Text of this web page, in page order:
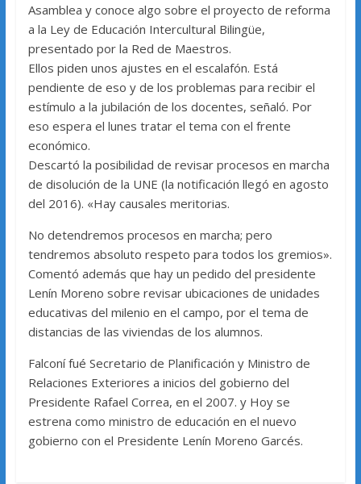
Asamblea y conoce algo sobre el proyecto de reforma
a la Ley de Educación Intercultural Bilingüe,
presentado por la Red de Maestros.
Ellos piden unos ajustes en el escalafón. Está
pendiente de eso y de los problemas para recibir el
estímulo a la jubilación de los docentes, señaló. Por
eso espera el lunes tratar el tema con el frente
económico.
Descartó la posibilidad de revisar procesos en marcha
de disolución de la UNE (la notificación llegó en agosto
del 2016). «Hay causales meritorias.
No detendremos procesos en marcha; pero
tendremos absoluto respeto para todos los gremios».
Comentó además que hay un pedido del presidente
Lenín Moreno sobre revisar ubicaciones de unidades
educativas del milenio en el campo, por el tema de
distancias de las viviendas de los alumnos.
Falconí fué Secretario de Planificación y Ministro de
Relaciones Exteriores a inicios del gobierno del
Presidente Rafael Correa, en el 2007. y Hoy se
estrena como ministro de educación en el nuevo
gobierno con el Presidente Lenín Moreno Garcés.